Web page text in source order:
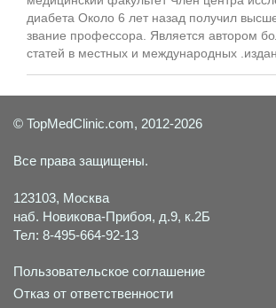
диабета Около 6 лет назад получил
звание профессора. Является автором
статей в местных и международных
© TopMedClinic.com, 2012-2026
Все права защищены.
123103, Москва
наб. Новикова-Прибоя, д.9, к.2Б
Тел: 8-495-664-92-13
Пользовательское соглашение
Отказ от ответственности